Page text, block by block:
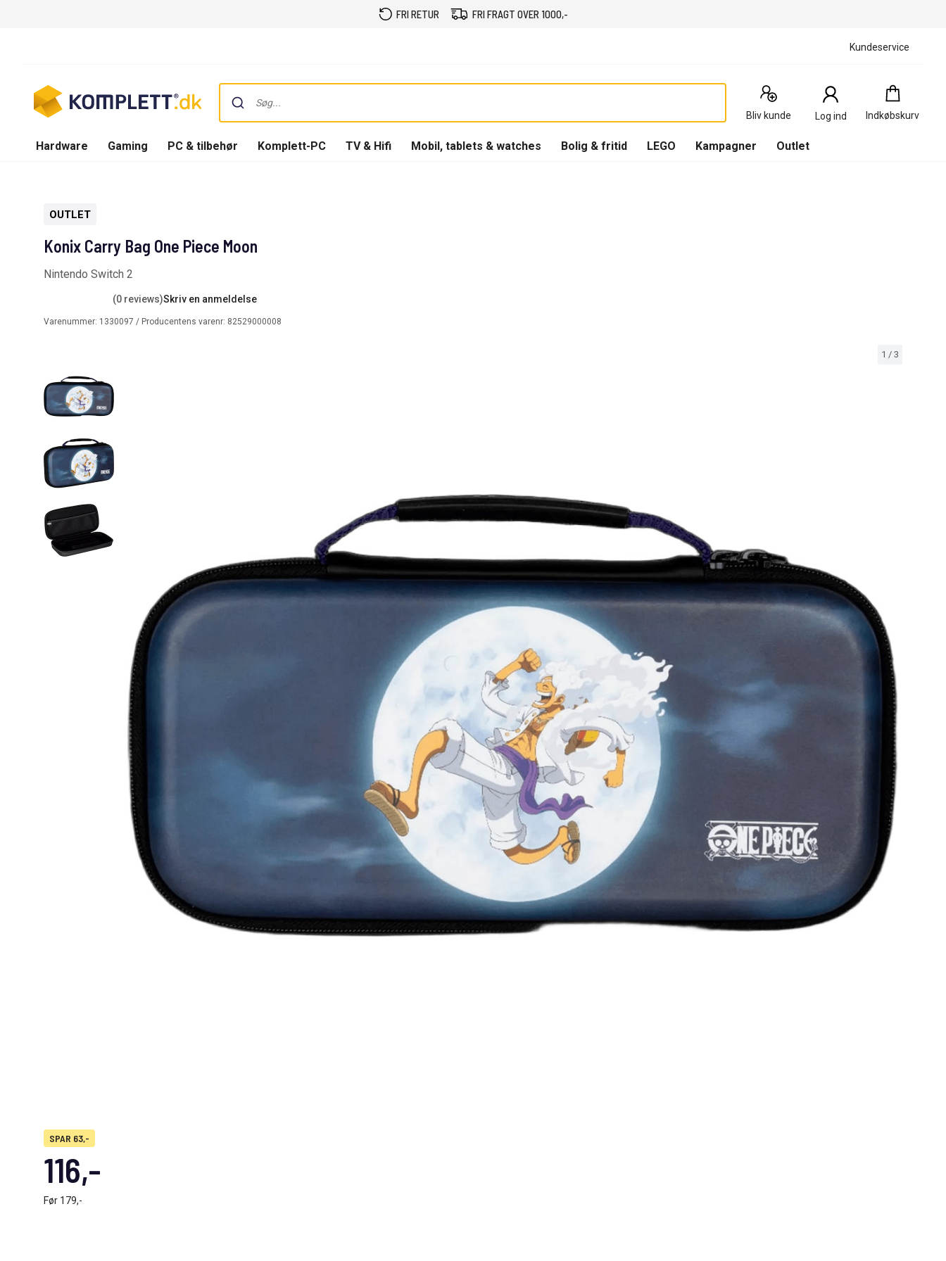
FRI RETUR FRI FRAGT OVER 1000,-
Kundeservice
Bliv kunde Log ind Indkøbskurv
Indkøbskurv
0
Produkter
Hardware Gaming PC & tilbehør Komplett-PC TV & Hifi Mobil, tablets & watches Bolig & fritid LEGO Kampagner Outlet
1 / 3
OUTLET
Konix Carry Bag One Piece Moon
Nintendo Switch 2
(0 reviews)Skriv en anmeldelse
Varenummer: 1330097 / Producentens varenr: 82529000008
SPAR 63,-
116,-
Før 179,-